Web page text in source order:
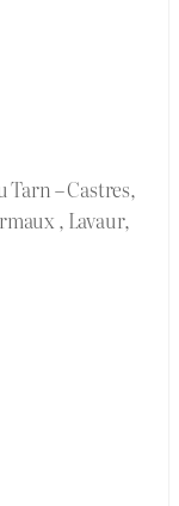
– Castres,
, Lavaur,